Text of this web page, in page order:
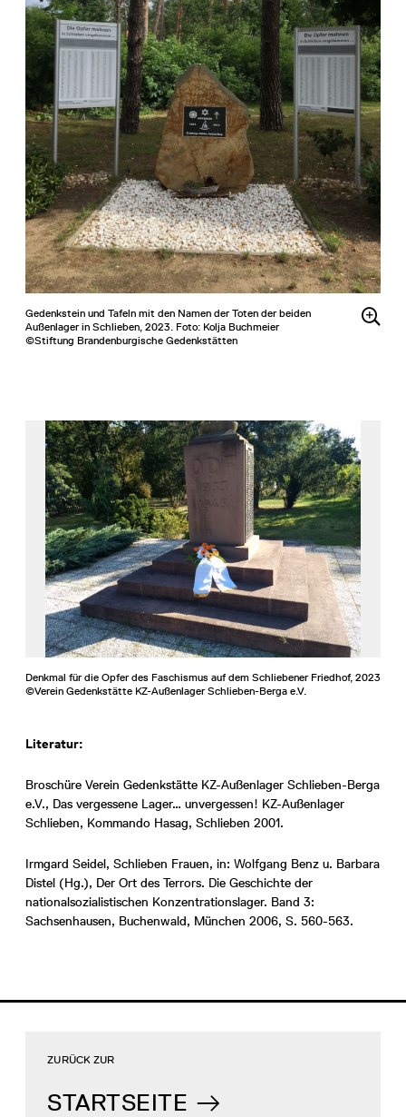
Gedenkstein und Tafeln mit den Namen der Toten der beiden
Außenlager in Schlieben, 2023. Foto: Kolja Buchmeier
©Stiftung Brandenburgische Gedenkstätten
Denkmal für die Opfer des Faschismus auf dem Schliebener Friedhof, 2023
©Verein Gedenkstätte KZ-Außenlager Schlieben-Berga e.V.
Literatur:
Broschüre Verein Gedenkstätte KZ-Außenlager Schlieben-Berga
e.V., Das vergessene Lager… unvergessen! KZ-Außenlager
Schlieben, Kommando Hasag, Schlieben 2001.
Irmgard Seidel, Schlieben Frauen, in: Wolfgang Benz u. Barbara
Distel (Hg.), Der Ort des Terrors. Die Geschichte der
nationalsozialistischen Konzentrationslager. Band 3:
Sachsenhausen, Buchenwald, München 2006, S. 560-563.
STARTSEITE
ZURÜCK ZUR